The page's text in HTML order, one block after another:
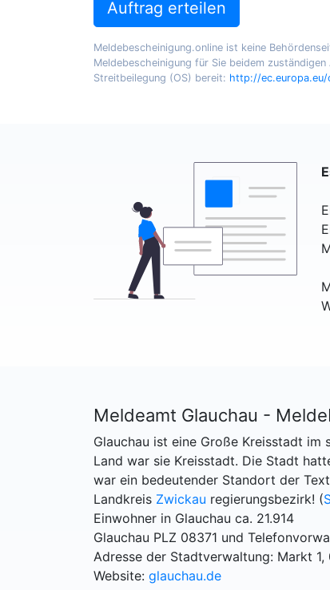
Auftrag erteilen
Meldebescheinigung.online ist keine
Meldebescheinigung für Sie beidem
Streitbeilegung (OS) bereit: http://
Meldeamt Glauchau -
Glauchau ist eine Große Kreisstadt im
Land war sie Kreisstadt. Die Stadt
war ein bedeutender Standort der
Landkreis Zwickau regierungsbezirk! (
Einwohner in Glauchau ca. 21.914
Glauchau PLZ 08371 und
Adresse der Stadtverwaltung: Markt 1,
Website: glauchau.de